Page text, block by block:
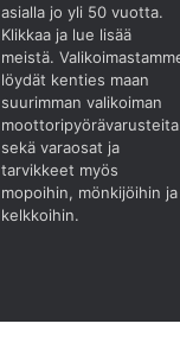
asialla jo yli 50 vuotta.
Klikkaa ja lue lisää
meistä.
löydät kenties maan
suurimman valikoiman
moottoripyörävarusteita
sekä varaosat ja
tarvikkeet myös
mopoihin, mönkijöihin ja
kelkkoihin.